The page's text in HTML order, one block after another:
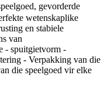
gevorderde
wetenskaplike
en stabiele
van
- spuitgietvorm -
- Verpakking van die
die speelgoed vir elke